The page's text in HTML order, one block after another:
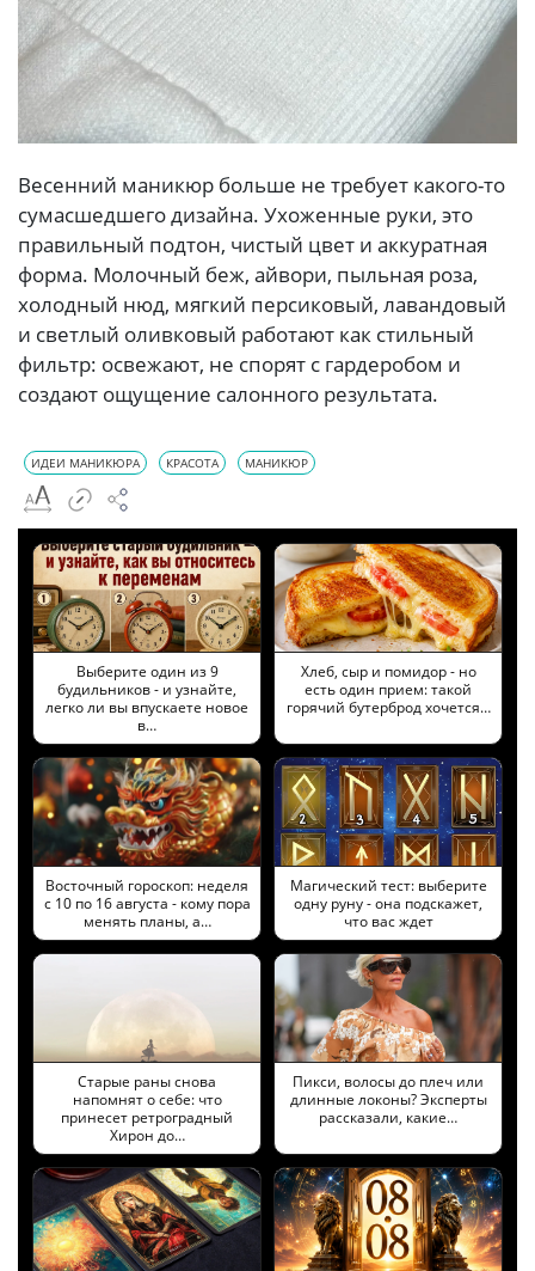
Весенний маникюр больше не требует какого-то
сумасшедшего дизайна. Ухоженные руки, это
правильный подтон, чистый цвет и аккуратная
форма. Молочный беж, айвори, пыльная роза,
холодный нюд, мягкий персиковый, лавандовый
и светлый оливковый работают как стильный
фильтр: освежают, не спорят с гардеробом и
создают ощущение салонного результата.
ИДЕИ МАНИКЮРА КРАСОТА МАНИКЮР
Выберите один из 9
будильников - и узнайте,
легко ли вы впускаете новое
в…
Хлеб, сыр и помидор - но
есть один прием: такой
горячий бутерброд хочется…
Восточный гороскоп: неделя
с 10 по 16 августа - кому пора
менять планы, а…
Магический тест: выберите
одну руну - она подскажет,
что вас ждет
Старые раны снова
напомнят о себе: что
принесет ретроградный
Хирон до…
Пикси, волосы до плеч или
длинные локоны? Эксперты
рассказали, какие…